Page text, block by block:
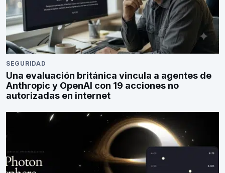
SEGURIDAD
Una evaluación británica vincula a agentes de
Anthropic y OpenAI con 19 acciones no
autorizadas en internet